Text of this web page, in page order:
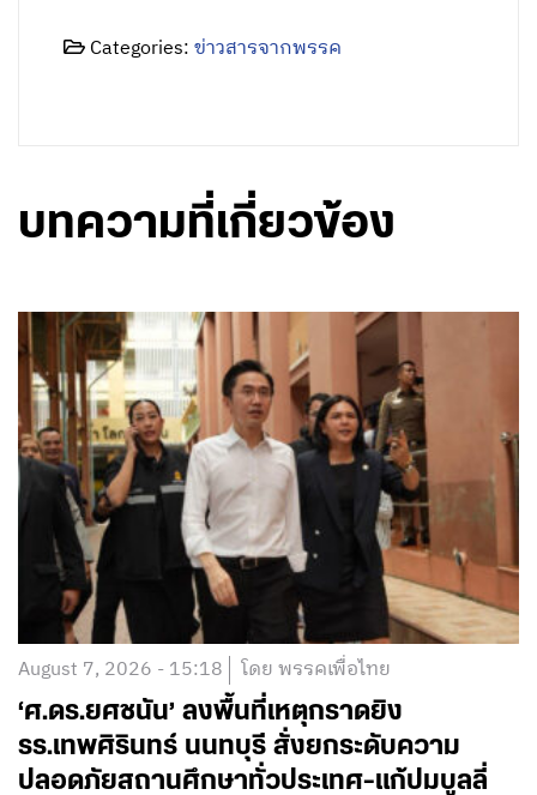
Categories:ข่าวสารจากพรรค
บทความที่เกี่ยวข้อง
August 7, 2026 - 15:18 โดย พรรคเพื่อไทย
‘ศ.ดร.ยศชนัน’ ลงพื้นที่เหตุกราดยิง
รร.เทพศิรินทร์ นนทบุรี สั่งยกระดับความ
ปลอดภัยสถานศึกษาทั่วประเทศ-แก้ปมบูลลี่